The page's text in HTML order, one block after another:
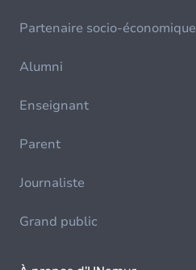
Partenaire socio-économique
Alumni
Enseignant
Parent
Journaliste
Grand public